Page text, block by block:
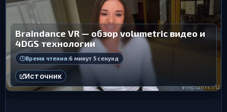
Braindance VR — обзор volumetric видео и
4DGS технологии
Время чтения:6 минут 5 секунд
Источник